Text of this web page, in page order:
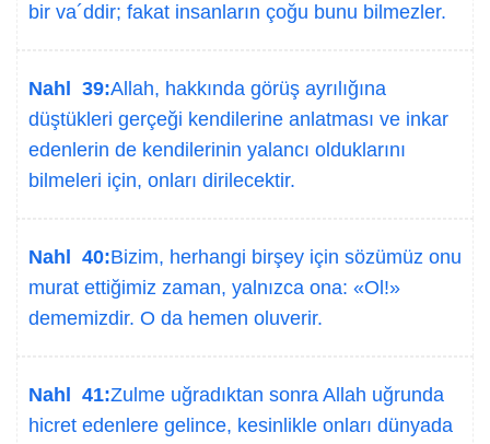
bir va´ddir; fakat insanların çoğu bunu bilmezler.
Nahl 39:Allah, hakkında görüş ayrılığına
düştükleri gerçeği kendilerine anlatması ve inkar
edenlerin de kendilerinin yalancı olduklarını
bilmeleri için, onları dirilecektir.
Nahl 40:Bizim, herhangi birşey için sözümüz onu
murat ettiğimiz zaman, yalnızca ona: «Ol!»
dememizdir. O da hemen oluverir.
Nahl 41:Zulme uğradıktan sonra Allah uğrunda
hicret edenlere gelince, kesinlikle onları dünyada